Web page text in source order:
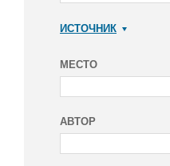
ИСТОЧНИК
МЕСТО
АВТОР